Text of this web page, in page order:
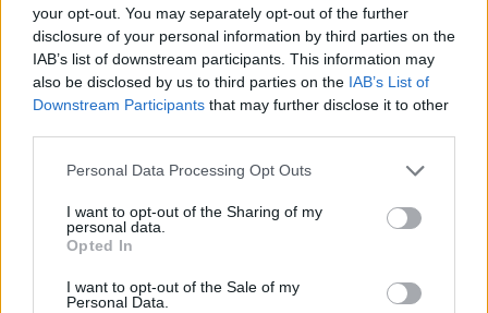
your opt-out. You may separately opt-out of the further
disclosure of your personal information by third parties on the
IAB’s list of downstream participants. This information may
also be disclosed by us to third parties on the IAB’s List of
Downstream Participants that may further disclose it to other
Please note that this website/app uses one or more Google
not limited to your visit or usage behaviour. You may click to
grant or deny consent to Google and its third-party tags to
use your data for below specified purposes in below Google
consent section.
Personal Data Processing Opt Outs
I want to opt-out of the Sharing of my
personal data.
Opted In
I want to opt-out of the Sale of my
Personal Data.